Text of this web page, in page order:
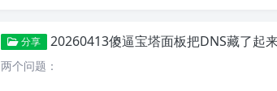
分享 20260413傻逼宝塔面板把DNS藏了起
两个问题：